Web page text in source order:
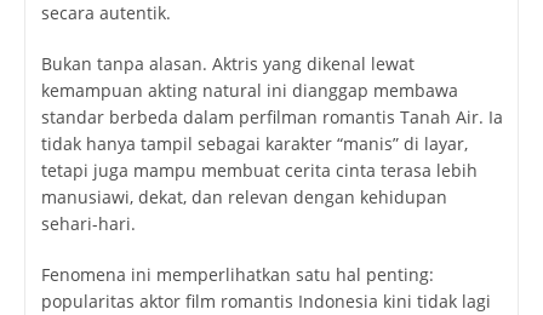
secara autentik.
Bukan tanpa alasan. Aktris yang dikenal lewat
kemampuan akting natural ini dianggap membawa
standar berbeda dalam perfilman romantis Tanah Air. Ia
tidak hanya tampil sebagai karakter “manis” di layar,
tetapi juga mampu membuat cerita cinta terasa lebih
manusiawi, dekat, dan relevan dengan kehidupan
sehari-hari.
Fenomena ini memperlihatkan satu hal penting:
popularitas aktor film romantis Indonesia kini tidak lagi